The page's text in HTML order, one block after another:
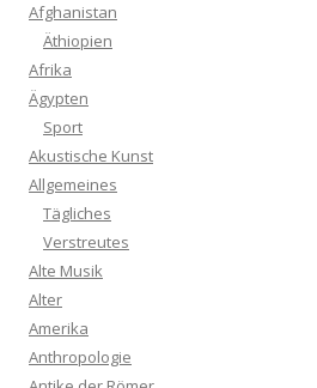
Afghanistan
Äthiopien
Afrika
Ägypten
Sport
Akustische Kunst
Allgemeines
Tägliches
Verstreutes
Alte Musik
Alter
Amerika
Anthropologie